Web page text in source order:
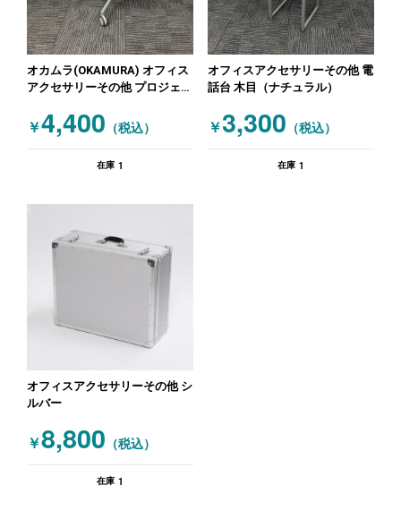
オカムラ(OKAMURA) オフィス
アクセサリーその他 プロジェク
￥4,400 （税込）
在庫 1
オフィスアクセサリーその他 電
話台 木目（ナチュラル）
￥3,300 （税込）
在庫 1
オフィスアクセサリーその他 シ
ルバー
￥8,800 （税込）
在庫 1